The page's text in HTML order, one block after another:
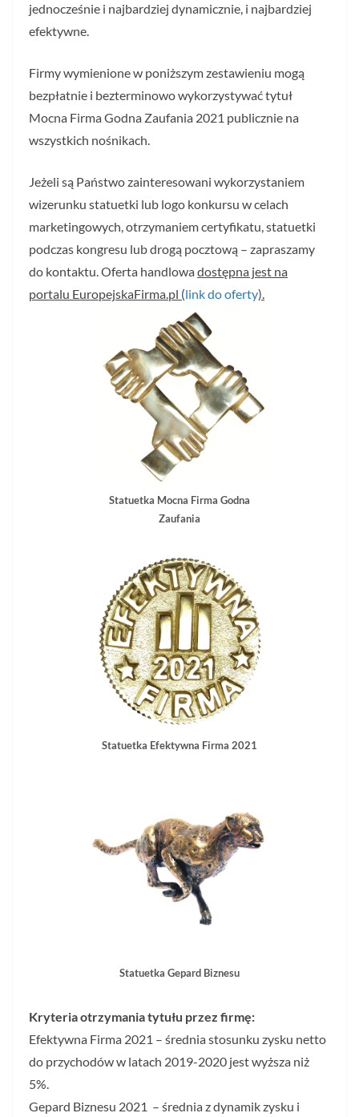
jednocześnie i najbardziej dynamicznie, i najbardziej
efektywne.
Firmy wymienione w poniższym zestawieniu mogą
bezpłatnie i bezterminowo wykorzystywać tytuł
Mocna Firma Godna Zaufania 2021 publicznie na
wszystkich nośnikach.
Jeżeli są Państwo zainteresowani wykorzystaniem
wizerunku statuetki lub logo konkursu w celach
marketingowych, otrzymaniem certyfikatu, statuetki
podczas kongresu lub drogą pocztową – zapraszamy
do kontaktu. Oferta handlowadostępna jest na
portalu EuropejskaFirma.pl (link do oferty).
Statuetka Mocna Firma Godna
Zaufania
Statuetka Efektywna Firma 2021
Statuetka Gepard Biznesu
Kryteria otrzymania tytułu przez firmę:
Efektywna Firma 2021 – średnia stosunku zysku netto
do przychodów w latach 2019-2020 jest wyższa niż
5%.
Gepard Biznesu 2021 – średnia z dynamik zysku i